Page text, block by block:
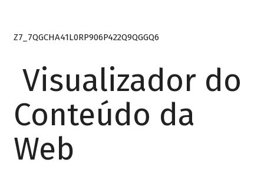
Z7_7QGCHA41L0RP906P422Q9QGGQ6
Visualizador do
Conteúdo da
Web